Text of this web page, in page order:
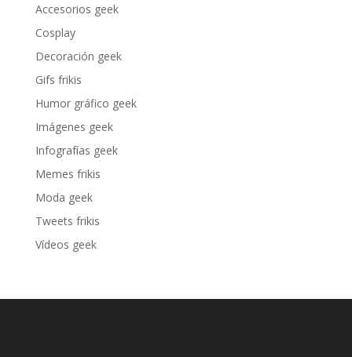
Accesorios geek
Cosplay
Decoración geek
Gifs frikis
Humor gráfico geek
Imágenes geek
Infografías geek
Memes frikis
Moda geek
Tweets frikis
Vídeos geek